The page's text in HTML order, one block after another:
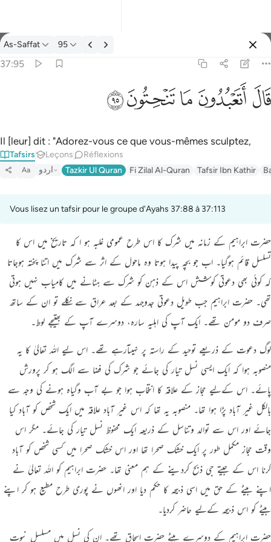
Tafsir: As-Saffat 37:95
As-Saffat 95
37:95
ﲟﲠﲡﲢﲣ
Il [leur] dit : "Adorez-vous ce que vous-mêmes sculptez,
Tafsirs Leçons Réflexions
Aa اردو Tazkir Ul Quran Fi Zilal Al-Quran Tafsir Ibn Kathir
Vous lisez un tafsir pour le groupe d'Ayahs 37:88 à 37:113
حضرت ابراہیم کے زمانہ میں شرک کا اس طرح عمومی غلبہ ہو ا کہ تاریخ میں اس کا
تسلسل قائم ہوگیا۔ اب جو بچہ پیدا ہوتا وہ ماحول کے اثر سے شرک میں اتنا پختہ ہوجاتا
کہ کوئی بھی دعوتی کوشش اس کے ذہن کو شرک سے ہٹانے میں کامیاب نہیں ہوتی
تھی۔ حضرت ابراہیم جب طویل دعوتی جدوجہد کے بعد عراق سے نکلے تو ان کے ساتھ
صرف دو مومن تھے۔ ایک آپ کی اہلیہ سارہ، دوسرے آپ کے بھتیجے لوط۔
لوگ دعوت کے ذریعے توحید کے راستہ پر نہیںآرہے تھے۔ اس ليے اللہ تعالیٰ کا یہ
منصوبہ ہوا کہ ایک ایسی نسل تیار کی جائے جو شرک کی فضا سے الگ ہو کر پرورش
پائے۔ اس کےلیے حجاز کے علاقہ کا انتخاب ہوا جو بے آب وگیاہ ہونے کی وجہ سے
بالکل غیر آباد پڑا ہوا تھا۔ منصوبہ یہ تھا کہ اس غیر آباد علاقہ میں ایک شخص کو آباد کیا
جائے اور اس سے توالد وتناسل کے ذریعہ ایک محفوظ نسل تیار کی جائے۔ مگر اس
وقت حجاز مکمل طور پر ایک خشک صحرا تھا اور اس خشک صحرا میں کسی شخص کو آباد
کرنا اس کے جیتے جی ذبح کردینے کے ہم معنی تھا۔ حضرت ابراہیم کو اللہ تعالیٰ نے
اپنے بیٹے کے حق میں اسی ذبیحہ کا حکم دیا اور انھوں نے پوری طرح مطیع ہو کر اپنے
بیٹے کو اس ذبیحہ کےلیے حاضر کردیا۔
حضرت ابراہیم کے دوسرے بیٹے حضرت اسحاق تھے۔ ان کی نسل میں مسلسل نبوت